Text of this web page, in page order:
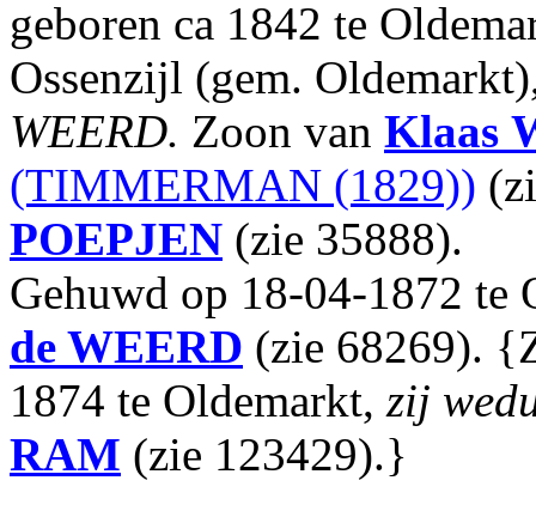
geboren ca 1842 te
Ossenzijl (gem.
WEERD. Zoon van Klaas
(TIMMERMAN (1829))
POEPJEN (zie 35888).
Gehuwd op 18-04-1872 te
de WEERD (zie 68269).
1874 te Oldemarkt, zij
RAM (zie 123429).}